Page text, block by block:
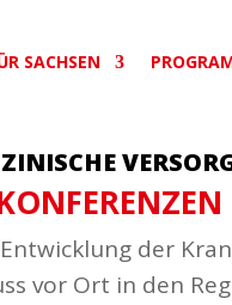
SACHSEN
der
vor Ort in den